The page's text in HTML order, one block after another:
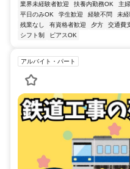
業界未経験者歓迎 扶養内勤務OK 主
平日のみOK
学生歓迎 経験不問 未
残業なし
有資格者歓迎 夕方 交通費
シフト制
ピアスOK
アルバイト・パート